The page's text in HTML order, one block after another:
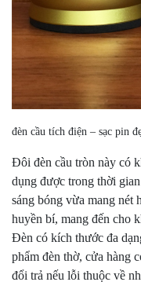
đèn cầu tích điện – sạc pin
Đôi đèn cầu tròn này có
dụng được trong thời
sáng bóng vừa mang nét
huyền bí, mang đến cho
Đèn có kích thước đa
phẩm đèn thờ, cửa hàng
đổi trả nếu lỗi thuộc về